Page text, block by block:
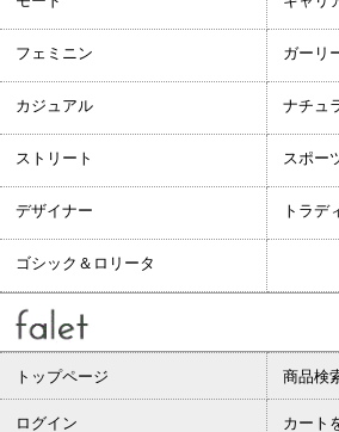
フェミニン ガーリ
カジュアル ナチュ
ストリート スポー
デザイナー トラデ
ゴシック＆ロリータ
トップページ 商品検
ログイン カート